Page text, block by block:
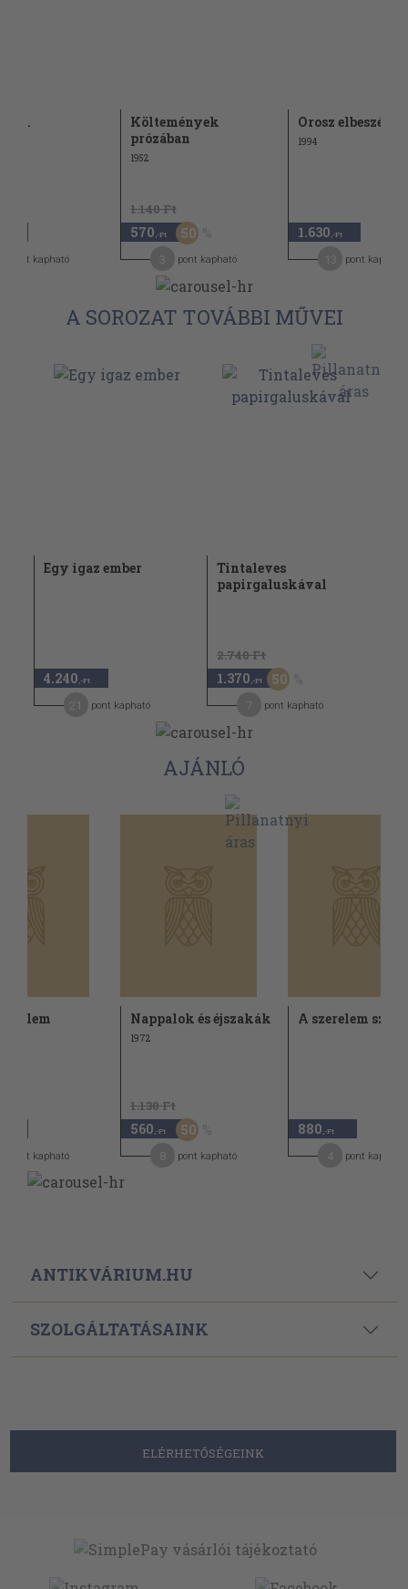
I-II.
pont kapható
Költemények
prózában
1952
1.140 Ft
570 ,-Ft 50
pont kapható
Orosz elbeszélők
1994
1.630 ,-Ft
pont kapható
A SOROZAT TOVÁBBI MŰVEI
Egy igaz ember
4.240 ,-Ft
pont kapható
Tintaleves
papirgaluskával
2.740 Ft
1.370 ,-Ft 50
pont kapható
AJÁNLÓ
pont kapható
Nappalok és éjszakák
1972
1.130 Ft
560 ,-Ft 50
pont kapható
A szerelem
880 ,-Ft
pont kapható
ANTIKVÁRIUM.HU
SZOLGÁLTATÁSAINK
ELÉRHETŐSÉGEINK